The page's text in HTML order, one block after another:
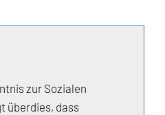
zur Sozialen
überdies, dass